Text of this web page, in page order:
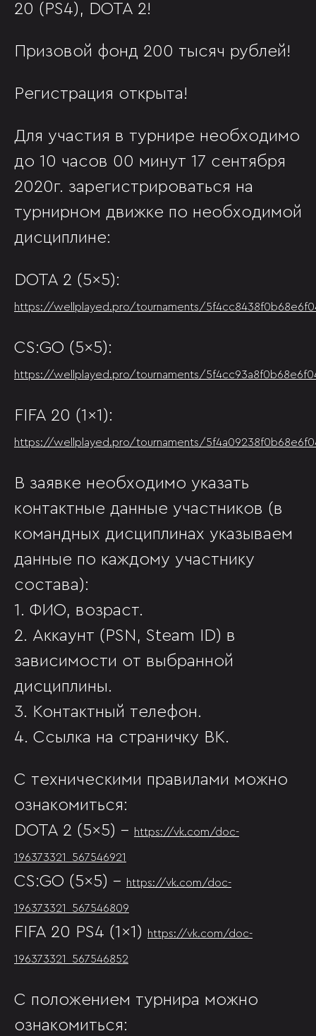
20 (PS4), DOTA 2!
Призовой фонд 200 тысяч рублей!
Регистрация открыта!
Для участия в турнире необходимо
до 10 часов 00 минут 17 сентября
2020г. зарегистрироваться на
турнирном движке по необходимой
дисциплине:
DOTA 2 (5x5):
https://wellplayed.pro/tournaments/
CS:GO (5x5):
https://wellplayed.pro/tournaments/
FIFA 20 (1x1):
https://wellplayed.pro/tournaments/
В заявке необходимо указать
контактные данные участников (в
командных дисциплинах указываем
данные по каждому участнику
состава):
1. ФИО, возраст.
2. Аккаунт (PSN, Steam ID) в
зависимости от выбранной
дисциплины.
3. Контактный телефон.
4. Ссылка на страничку ВК.
С техническими правилами можно
ознакомиться:
DOTA 2 (5x5) –
https://vk.com/doc-
196373321_567546921
CS:GO (5x5) – https://vk.com/doc-
196373321_567546809
FIFA 20 PS4 (1x1) https://vk.com/doc-
196373321_567546852
С положением турнира можно
ознакомиться: